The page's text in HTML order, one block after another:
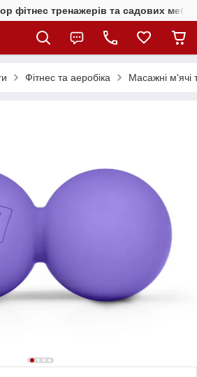
фітнес тренажерів та садових
Фітнес та аеробіка Масажні м'ячі